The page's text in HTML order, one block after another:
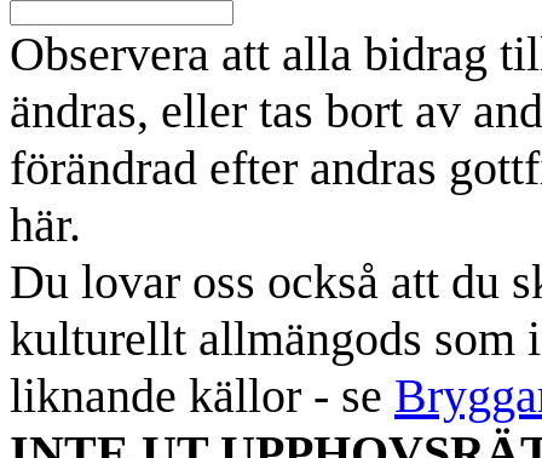
Observera att alla bidrag
ändras, eller tas bort av
förändrad efter andras
här.
Du lovar oss också att du
kulturellt allmängods som
liknande källor - se